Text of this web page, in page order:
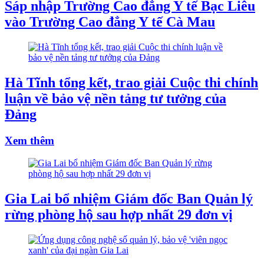
Sáp nhập Trường Cao đẳng Y tế Bạc Liêu
vào Trường Cao đẳng Y tế Cà Mau
Hà Tĩnh tổng kết, trao giải Cuộc thi chính
luận về bảo vệ nền tảng tư tưởng của
Đảng
Xem thêm
Gia Lai bổ nhiệm Giám đốc Ban Quản lý
rừng phòng hộ sau hợp nhất 29 đơn vị